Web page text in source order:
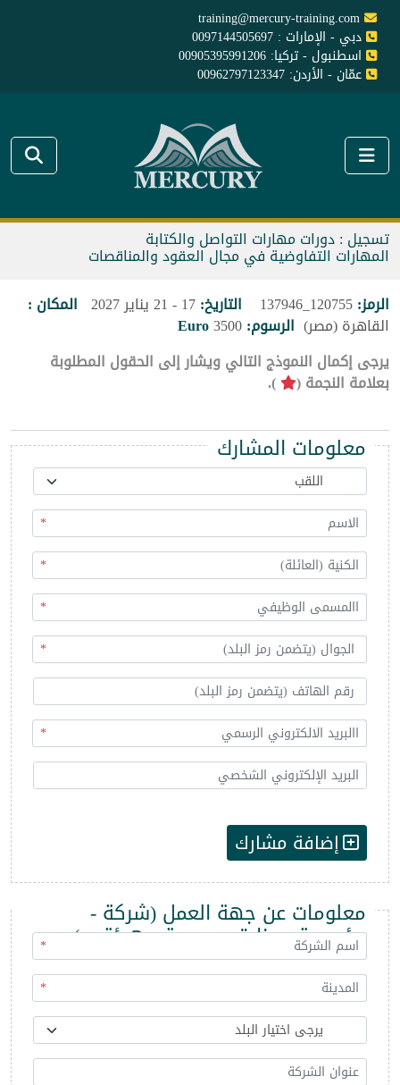
training@mercury-training.com
دبي - الإمارات : 0097144505697
اسطنبول - تركيا: 00905395991206
عمّان - الأردن: 00962797123347
تسجيل : دورات مهارات التواصل والكتابة
المهارات التفاوضية في مجال العقود والمناقصات
الرمز:
التاريخ: المكان :
القاهرة (مصر) الرسوم:3500
Euro
يرجى إكمال النموذج التالي ويشار إلى الحقول المطلوبة
بعلامة النجمة ( ).
معلومات المشارك
*
*
*
*
*
إضافة مشارك
معلومات عن جهة العمل (شركة -
مؤسسة - وزارة - مديرية - هيئة ...)
*
*